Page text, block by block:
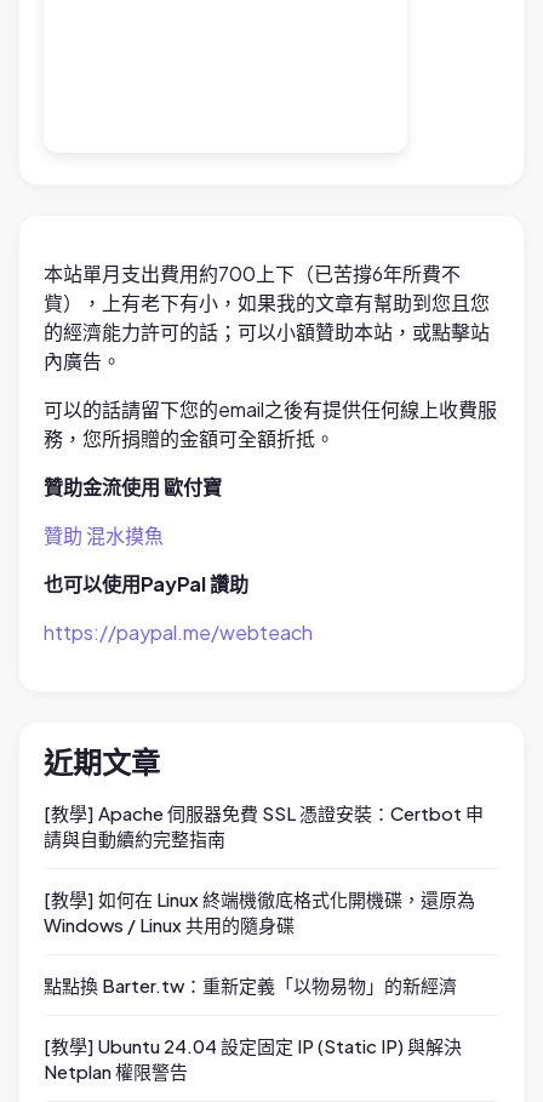
本站單月支出費用約700上下（已苦撐6年所費不
貲），上有老下有小，如果我的文章有幫助到您且您
的經濟能力許可的話；可以小額贊助本站，或點擊站
內廣告。
可以的話請留下您的email之後有提供任何線上收費服
務，您所捐贈的金額可全額折抵。
贊助金流使用 歐付寶
贊助 混水摸魚
也可以使用PayPal 讚助
https://paypal.me/webteach
近期文章
[教學] Apache 伺服器免費 SSL 憑證安裝：Certbot 申
請與自動續約完整指南
[教學] 如何在 Linux 終端機徹底格式化開機碟，還原為
Windows / Linux 共用的隨身碟
點點換 Barter.tw：重新定義「以物易物」的新經濟
[教學] Ubuntu 24.04 設定固定 IP (Static IP) 與解決
Netplan 權限警告